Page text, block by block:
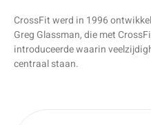
CrossFit werd in 1996
Greg Glassman, die met
introduceerde waarin
centraal staan.